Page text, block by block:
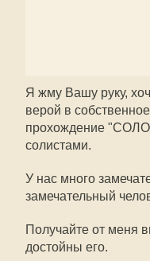
Я жму Вашу руку,
верой в
прохождение
солистами.
У нас много
замечательный
Получайте от меня
достойны его.